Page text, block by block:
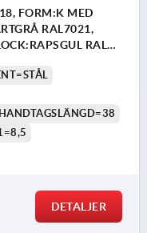
FORM:K MED
RAL7021,
RAL
HANDTAGSLÄNGD=38
DETALJER